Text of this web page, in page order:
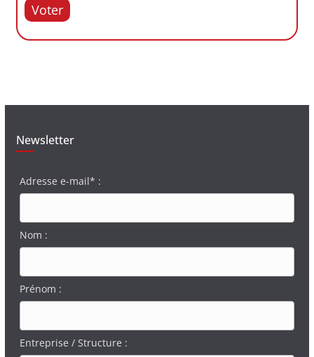
Voter
Newsletter
Adresse e-mail* :
Nom :
Prénom :
Entreprise / Structure :